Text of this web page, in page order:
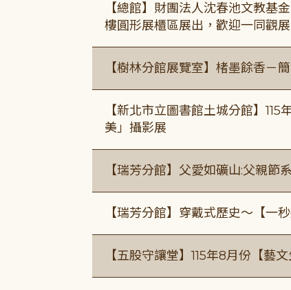
【總館】財團法人沈春池文教
樓圓形展櫃區展出，歡迎一同觀展
【樹林分館展覽室】楮墨餘香－
【新北市立圖書館土城分館】
美」攝影展
【瑞芳分館】父愛如礦山:父親節
【瑞芳分館】穿戴式歷史〜【一
【五股守讓堂】115年8月份【藝